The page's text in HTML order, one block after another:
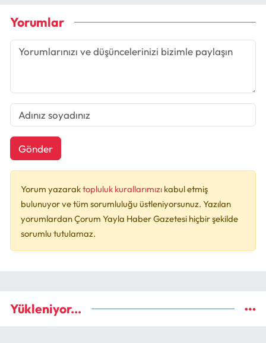
Yorumlar
Gönder
Yorum yazaraktopluluk kurallarımızı kabul etmiş
bulunuyor ve tüm sorumluluğu üstleniyorsunuz. Yazılan
yorumlardan Çorum Yayla Haber Gazetesi hiçbir şekilde
sorumlu tutulamaz.
Yükleniyor...